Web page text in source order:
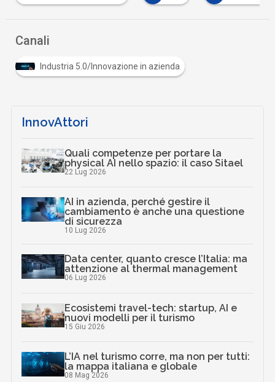
Canali
Industria 5.0/Innovazione in azienda
InnovAttori
Quali competenze per portare la
physical AI nello spazio: il caso Sitael
22 Lug 2026
AI in azienda, perché gestire il
cambiamento è anche una questione
di sicurezza
10 Lug 2026
Data center, quanto cresce l’Italia: ma
attenzione al thermal management
06 Lug 2026
Ecosistemi travel-tech: startup, AI e
nuovi modelli per il turismo
15 Giu 2026
L’IA nel turismo corre, ma non per tutti:
la mappa italiana e globale
08 Mag 2026